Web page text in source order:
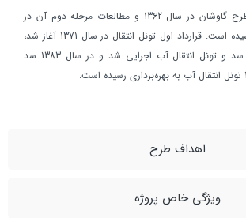
اهداف طرح
ویژگی خاص پروژه
مطالعات مرحله اول طرح گاوشان در سال 1362 و مطالعات مرحله دوم آن در
سال 1368 به اتمام رسيده است. قرارداد اول تونل انتقال در سال 1371 آغاز شد،
در سال 1377 قرارداد سد و تونل انتقال آب اجرايي شد و در سال 1383 سد